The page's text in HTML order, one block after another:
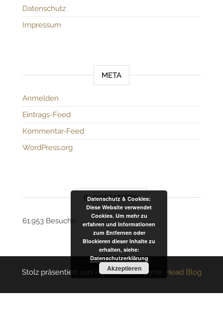
Datenschutz
Impressum
META
Anmelden
Eintrags-Feed
Kommentar-Feed
WordPress.org
BLOGSTATISTIK
61.953 Besuche
Stolz präsentiert von WordPress |Theme: Head Blog
Datenschutz & Cookies:
Diese Website verwendet
Cookies. Um mehr zu
erfahren und Informationen
zum Entfernen oder
Blockieren dieser Inhalte zu
erhalten, siehe:
Datenschutzerklärung
Akzeptieren